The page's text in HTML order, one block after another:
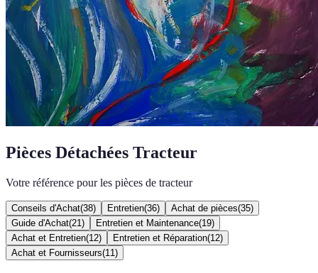
Pièces Détachées Tracteur
Votre référence pour les pièces de tracteur
Conseils d'Achat(38) Entretien(36) Achat de pièces(35)
Guide d'Achat(21 ) Entretien et Maintenance(19)
Achat et Entretien(12) Entretien et Réparation(12)
Achat et Fournisseurs(11 )